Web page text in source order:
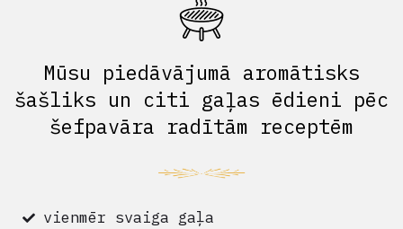
Mūsu piedāvājumā aromātisks
šašliks un citi gaļas ēdieni pēc
šefpavāra radītām receptēm
vienmēr svaiga gaļa